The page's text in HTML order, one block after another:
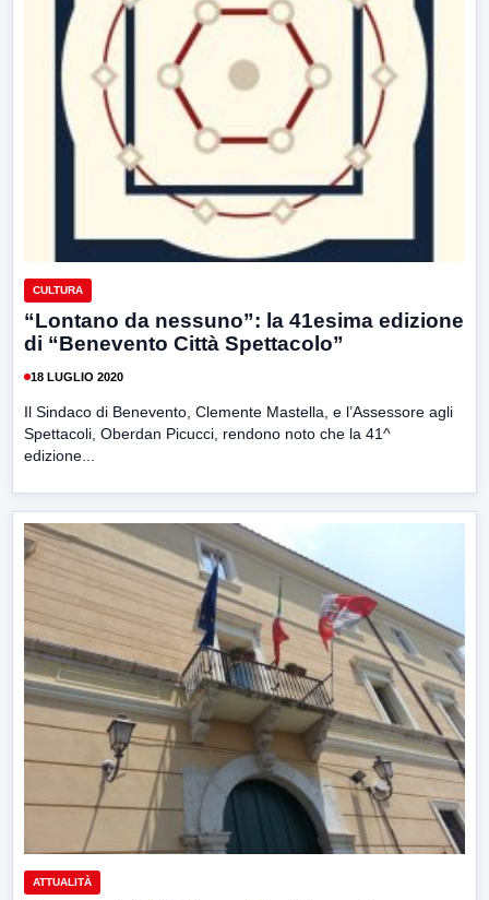
CULTURA
“Lontano da nessuno”: la 41esima edizione
di “Benevento Città Spettacolo”
18 LUGLIO 2020
Il Sindaco di Benevento, Clemente Mastella, e l’Assessore agli
Spettacoli, Oberdan Picucci, rendono noto che la 41^
edizione...
ATTUALITÀ